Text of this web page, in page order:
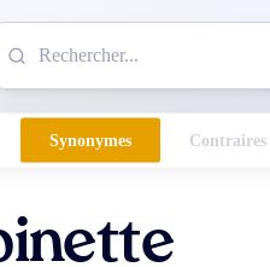
Synonymes Contraires